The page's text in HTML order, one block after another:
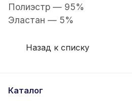
Полиэстр — 95%
Эластан — 5%
Назад к списку
Каталог